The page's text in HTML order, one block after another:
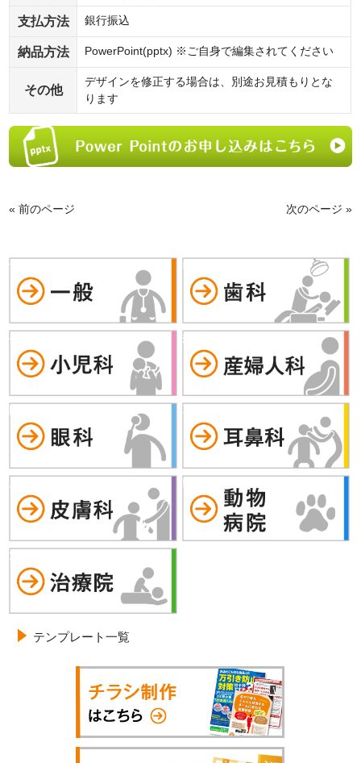
支払方法 銀行振込
納品方法 PowerPoint(pptx) ※ご自身で編集されてください
その他
デザインを修正する場合は、別途お見積もりとな
ります
« 前のページ 次のページ »
一般
小児科 婦人科
耳鼻科
動物病院
治療院
テンプレート一覧